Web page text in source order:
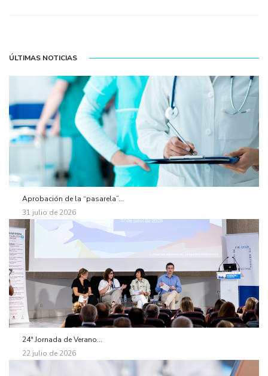
ÚLTIMAS NOTICIAS
Aprobación de la “pasarela”...
31 julio de 2026
24ª Jornada de Verano...
22 julio de 2026